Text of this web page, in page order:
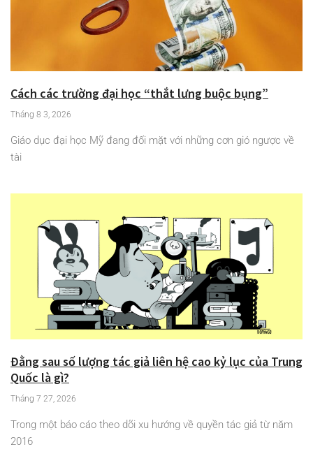
Cách các trường đại học “thắt lưng buộc bụng”
Tháng 8 3, 2026
Giáo dục đại học Mỹ đang đối mặt với những cơn gió ngược về
tài
Đằng sau số lượng tác giả liên hệ cao kỷ lục của Trung
Quốc là gì?
Tháng 7 27, 2026
Trong một báo cáo theo dõi xu hướng về quyền tác giả từ năm
2016